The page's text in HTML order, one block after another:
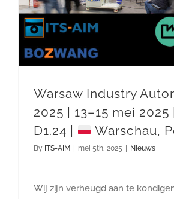
Warsaw Industry
2025 | 13–15 mei 2025
D1.24 |
Warschau,
By ITS-AIM | mei 5th, 2025 | Nieuws
Wij zijn verheugd aan te